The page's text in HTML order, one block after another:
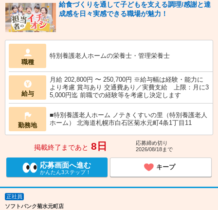
給食づくりを通して子どもを支える調理/感謝と達
成感を日々実感できる職場が魅力！
職種
特別養護老人ホームの栄養士・管理栄養士
給与
月給 202,800円 〜 250,700円 ※給与幅は経験・能力に
より考慮 賞与あり 交通費あり／実費支給 上限：月に3
5,000円迄 前職での経験等を考慮し決定します
勤務地
■特別養護老人ホーム ノテきくすいの里（特別養護老人
ホーム） 北海道札幌市白石区菊水元町4条1丁目11
掲載終了まであと 8日
応募締め切り
2026/08/18まで
応募画面へ進む
かんたん3ステップ！
キープ
正社員
ソフトバンク菊水元町店